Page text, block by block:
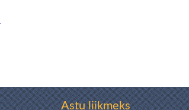
Astu liikmeks